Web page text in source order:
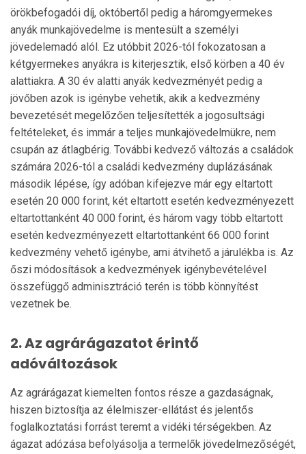
örökbefogadói díj, októbertől pedig a háromgyermekes
anyák munkajövedelme is mentesült a személyi
jövedelemadó alól. Ez utóbbit 2026-tól fokozatosan a
kétgyermekes anyákra is kiterjesztik, első körben a 40 év
alattiakra. A 30 év alatti anyák kedvezményét pedig a
jövőben azok is igénybe vehetik, akik a kedvezmény
bevezetését megelőzően teljesítették a jogosultsági
feltételeket, és immár a teljes munkajövedelmükre, nem
csupán az átlagbérig. További kedvező változás a családok
számára 2026-tól a családi kedvezmény duplázásának
második lépése, így adóban kifejezve már egy eltartott
esetén 20 000 forint, két eltartott esetén kedvezményezett
eltartottanként 40 000 forint, és három vagy több eltartott
esetén kedvezményezett eltartottanként 66 000 forint
kedvezmény vehető igénybe, ami átvihető a járulékba is. Az
őszi módosítások a kedvezmények igénybevételével
összefüggő adminisztráció terén is több könnyítést
vezetnek be.
2. Az agrárágazatot érintő
adóváltozások
Az agrárágazat kiemelten fontos része a gazdaságnak,
hiszen biztosítja az élelmiszer-ellátást és jelentős
foglalkoztatási forrást teremt a vidéki térségekben. Az
ágazat adózása befolyásolja a termelők jövedelmezőségét,